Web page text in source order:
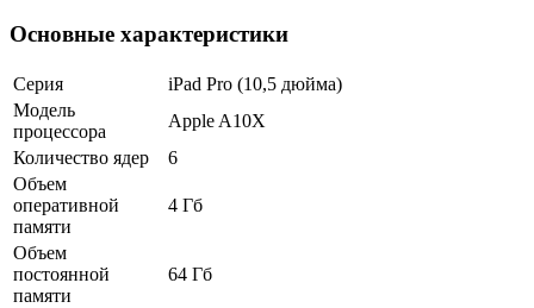
Основные характеристики
Серия
iPad Pro (10,5 дюйма)
Модель
процессора
Apple A10X
Количество ядер
6
Объем
оперативной
памяти
4 Гб
Объем
постоянной
памяти
64 Гб